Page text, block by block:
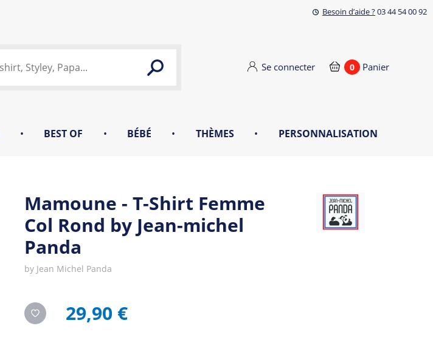
Besoin d’aide ?03 44 54 00 92
Se connecter 0 Panier
• BEST OF • BÉBÉ • THÈMES • PERSONNALISATION
Mamoune - T-Shirt Femme
Col Rond by Jean-michel
Panda
by Jean Michel Panda
29,90 €